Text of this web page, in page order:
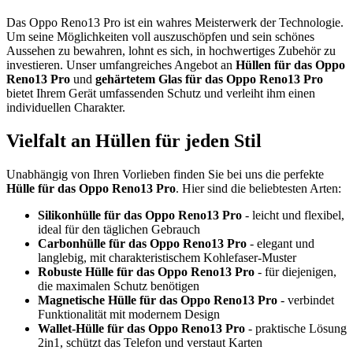
Das Oppo Reno13 Pro ist ein wahres Meisterwerk der Technologie.
Um seine Möglichkeiten voll auszuschöpfen und sein schönes
Aussehen zu bewahren, lohnt es sich, in hochwertiges Zubehör zu
investieren. Unser umfangreiches Angebot an Hüllen für das Oppo
Reno13 Pro und gehärtetem Glas für das Oppo Reno13 Pro
bietet Ihrem Gerät umfassenden Schutz und verleiht ihm einen
individuellen Charakter.
Vielfalt an Hüllen für jeden Stil
Unabhängig von Ihren Vorlieben finden Sie bei uns die perfekte
Hülle für das Oppo Reno13 Pro. Hier sind die beliebtesten Arten:
Silikonhülle für das Oppo Reno13 Pro - leicht und flexibel,
ideal für den täglichen Gebrauch
Carbonhülle für das Oppo Reno13 Pro - elegant und
langlebig, mit charakteristischem Kohlefaser-Muster
Robuste Hülle für das Oppo Reno13 Pro - für diejenigen,
die maximalen Schutz benötigen
Magnetische Hülle für das Oppo Reno13 Pro - verbindet
Funktionalität mit modernem Design
Wallet-Hülle für das Oppo Reno13 Pro - praktische Lösung
2in1 , schützt das Telefon und verstaut Karten